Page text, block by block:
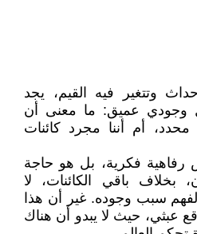
وتتغير فيه القيم، يجد
وجودي عميق: ما معنى أن
أم أننا مجرد كائنات
رفاهية فكرية، بل هو حاجة
بخلاف باقي الكائنات، لا
سبب وجوده. غير أن هذا
عبثي، حيث لا يبدو أن هناك